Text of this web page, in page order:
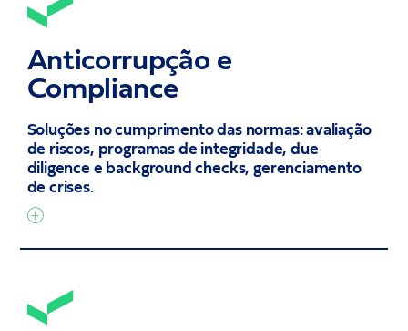
Anticorrupção e
Compliance
Soluções no cumprimento das normas: avaliação
de riscos, programas de integridade, due
diligence e background checks, gerenciamento
de crises.